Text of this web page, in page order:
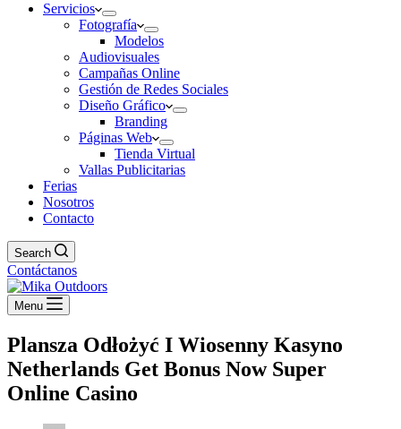
Servicios
Fotografía
Modelos
Audiovisuales
Campañas Online
Gestión de Redes Sociales
Diseño Gráfico
Branding
Páginas Web
Tienda Virtual
Vallas Publicitarias
Ferias
Nosotros
Contacto
Search
Contáctanos
Menu
Plansza Odłożyć I Wiosenny Kasyno
Netherlands Get Bonus Now Super
Online Casino